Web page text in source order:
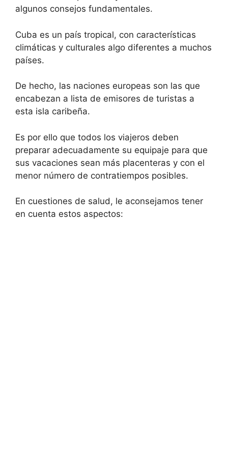
algunos consejos fundamentales.
Cuba es un país tropical, con características
climáticas y culturales algo diferentes a muchos
países.
De hecho, las naciones europeas son las que
encabezan a lista de emisores de turistas a
esta isla caribeña.
Es por ello que todos los viajeros deben
preparar adecuadamente su equipaje para que
sus vacaciones sean más placenteras y con el
menor número de contratiempos posibles.
En cuestiones de salud, le aconsejamos tener
en cuenta estos aspectos: